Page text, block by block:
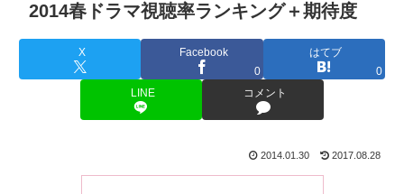
2014春ドラマ視聴率ランキング＋期待度
X
Facebook
0
はてブ
0
LINE
コメント
2014.01.30 2017.08.28